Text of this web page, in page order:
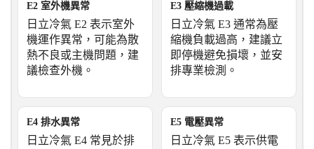
E2 室外機異常
日立冷氣 E2 表示室外
機運作異常，可能為散
熱不良或主機問題，建
議檢查外機。
E3 壓縮機過載
日立冷氣 E3 通常為壓
縮機負載過高，建議立
即停機避免損壞，並安
排專業檢測。
E4 排水異常
日立冷氣 E4 常見於排
E5 電壓異常
日立冷氣 E5 表示供電